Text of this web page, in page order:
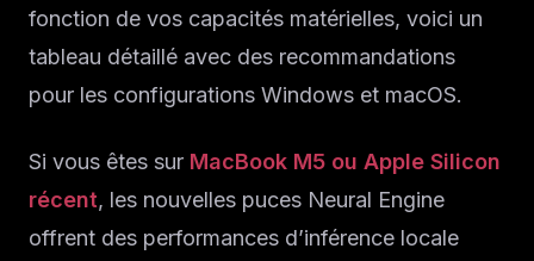
fonction de vos capacités matérielles, voici un
tableau détaillé avec des recommandations
pour les configurations Windows et macOS.
Si vous êtes sur MacBook M5 ou Apple Silicon
récent, les nouvelles puces Neural Engine
offrent des performances d’inférence locale